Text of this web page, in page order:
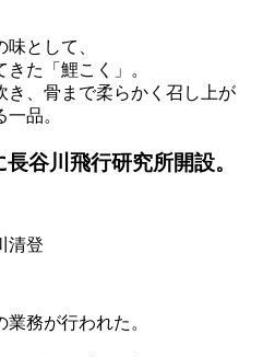
として、
た「鯉こく」。
き、骨まで柔らかく召し上が
品。
谷川飛行研究所開設。
清登
務が行われた。